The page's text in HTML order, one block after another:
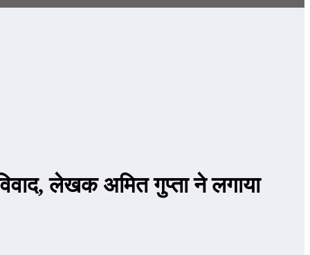
लेखक अमित गुप्ता ने लगाया